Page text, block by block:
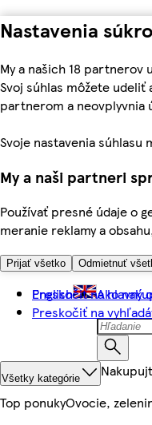
Nastavenia
My a našich 18
Svoj súhlas môžete
partnerom a neovplyvnia
Svoje nastavenia
My a naši partneri
Používať presné údaje o
meranie reklamy a
Prijať všetko Odmietnuť
Preskočiť na hlavný
Preskočiť na
English Ako
Všetky kategórie
Top ponukyOvocie,